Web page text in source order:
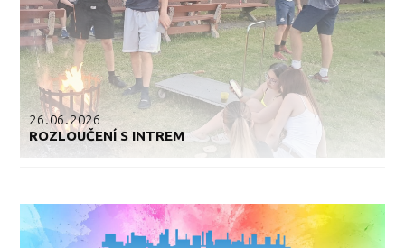
26.06.2026
ROZLOUČENÍ S INTREM